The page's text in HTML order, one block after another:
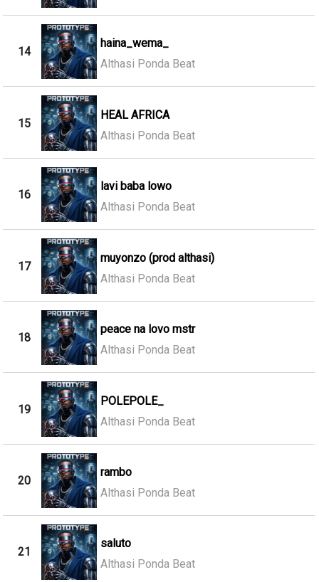
14
haina_wema_
Althasi Ponda Beat
15
HEAL AFRICA
Althasi Ponda Beat
16
lavi baba lowo
Althasi Ponda Beat
17
muyonzo (prod althasi)
Althasi Ponda Beat
18
peace na lovo mstr
Althasi Ponda Beat
19
POLEPOLE_
Althasi Ponda Beat
20
rambo
Althasi Ponda Beat
21
saluto
Althasi Ponda Beat